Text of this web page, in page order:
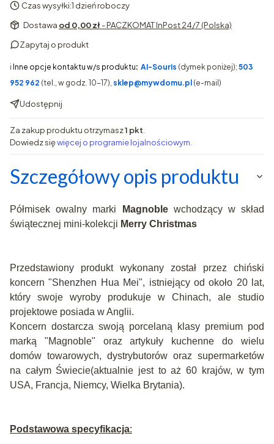
Czas wysyłki:1 dzień roboczy
Dostawa od 0,00 zł- PACZKOMAT InPost 24/7 (Polska)
Zapytaj o produkt
ℹ️ Inne opcje kontaktu w/s produktu: AI-Souris (dymek poniżej); 503
952 962 (tel., w godz. 10-17), sklep@mywdomu.pl (e-mail)
Udostępnij
Za zakup produktu otrzymasz1 pkt.
Dowiedz sięwięcej o programie lojalnościowym.
Szczegółowy opis produktu
Półmisek owalny marki Magnoblewchodzący w skład
świątecznej mini-kolekcji Merry Christmas
Przedstawiony produkt wykonany został przez chiński
koncern "Shenzhen Hua Mei", istniejący od około 20 lat,
który swoje wyroby produkuje w Chinach, ale studio
projektowe posiada w Anglii.
Koncern dostarcza swoją porcelaną klasy premium pod
marką "Magnoble" oraz artykuły kuchenne do wielu
domów towarowych, dystrybutorów oraz supermarketów
na całym Świecie(aktualnie jest to aż 60 krajów, w tym
USA, Francja, Niemcy, Wielka Brytania).
Podstawowa specyfikacja: